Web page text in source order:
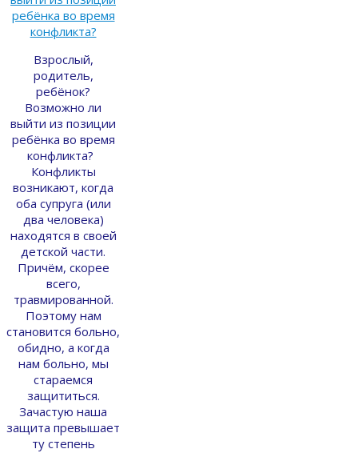
Взрослый,
родитель,
ребёнок?
Возможно ли
выйти из позиции
ребёнка во время
конфликта?
Конфликты
возникают, когда
оба супруга (или
два человека)
находятся в своей
детской части.
Причём, скорее
всего,
травмированной.
Поэтому нам
становится больно,
обидно, а когда
нам больно, мы
стараемся
защититься.
Зачастую наша
защита превышает
ту степень